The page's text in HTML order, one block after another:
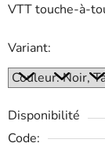
VTT touche-à-
Variant:
Disponibilité
Code: